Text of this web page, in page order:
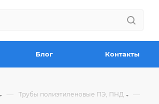
Блог Контакты
— Трубы полиэтиленовые ПЭ, ПНД —